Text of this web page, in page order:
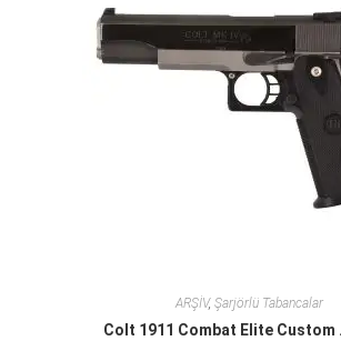
ARŞİV, Şarjörlü Tabancalar
Colt 1911 Combat Elite Custom